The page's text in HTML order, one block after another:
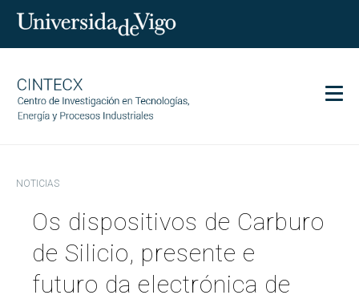
Investigación
Transferencia
Servicios
Ciencia y sociedad
NOTICIAS
Os dispositivos de Carburo
de Silicio, presente e
futuro da electrónica de